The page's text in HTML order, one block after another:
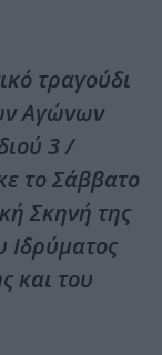
τραγούδι
Αγώνων
3 /
το Σάββατο
Σκηνή της
Ιδρύματος
και του